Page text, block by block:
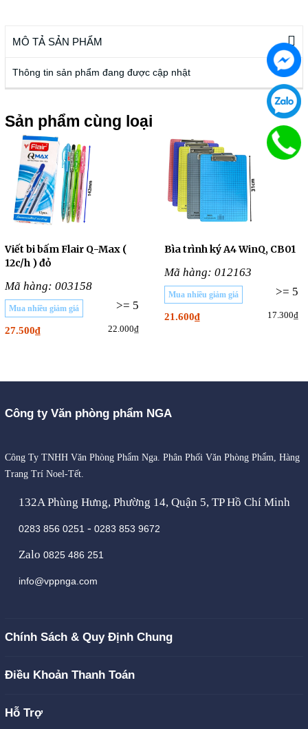
MÔ TẢ SẢN PHẨM
Thông tin sản phẩm đang được cập nhật
Sản phẩm cùng loại
Viết bi bấm Flair Q-Max (
12c/h ) đỏ
Mã hàng: 003158
>= 5
Mua nhiều giảm giá
27.500₫ 22.000₫
Bìa trình ký A4 WinQ, CB01
Mã hàng: 012163
>= 5
Mua nhiều giảm giá
21.600₫ 17.300₫
Công ty Văn phòng phẩm NGA
Công Ty TNHH Văn Phòng Phẩm Nga. Phân Phối Văn Phòng Phẩm, Hàng
Trang Trí Noel-Tết.
132A Phùng Hưng, Phường 14, Quận 5, TP Hồ Chí Minh
0283 856 0251 - 0283 853 9672
Zalo 0825 486 251
info@vppnga.com
Chính Sách & Quy Định Chung
Điều Khoản Thanh Toán
Hỗ Trợ